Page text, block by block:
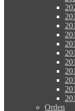
Orden